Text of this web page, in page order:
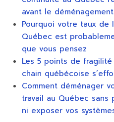
avant le
Pourquoi votre taux de
Québec est
que vous pensez
Les 5 points de
chain québécoise
Comment déménager
travail au Québec
ni exposer vos